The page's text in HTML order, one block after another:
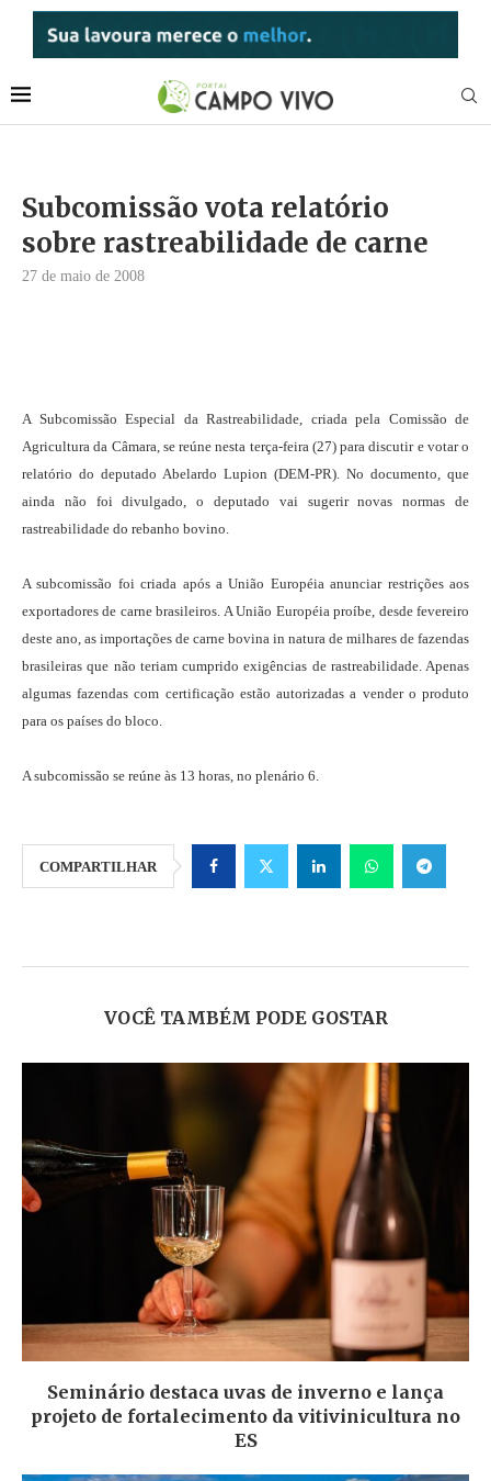
Subcomissão vota relatório
sobre rastreabilidade de carne
27 de maio de 2008
A Subcomissão Especial da Rastreabilidade, criada pela Comissão de
Agricultura da Câmara, se reúne nesta terça-feira (27) para discutir e votar o
relatório do deputado Abelardo Lupion (DEM-PR). No documento, que
ainda não foi divulgado, o deputado vai sugerir novas normas de
rastreabilidade do rebanho bovino.
A subcomissão foi criada após a União Européia anunciar restrições aos
exportadores de carne brasileiros. A União Européia proíbe, desde fevereiro
deste ano, as importações de carne bovina in natura de milhares de fazendas
brasileiras que não teriam cumprido exigências de rastreabilidade. Apenas
algumas fazendas com certificação estão autorizadas a vender o produto
para os países do bloco.
A subcomissão se reúne às 13 horas, no plenário 6.
COMPARTILHAR
VOCÊ TAMBÉM PODE GOSTAR
Seminário destaca uvas de inverno e lança
projeto de fortalecimento da vitivinicultura no
ES